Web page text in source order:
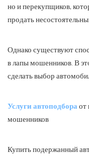
но и перекупщиков,
продать
Однако существуют
в лапы мошенников. В
сделать выбор
Услуги автоподбора от
мошенников
Купить подержанный